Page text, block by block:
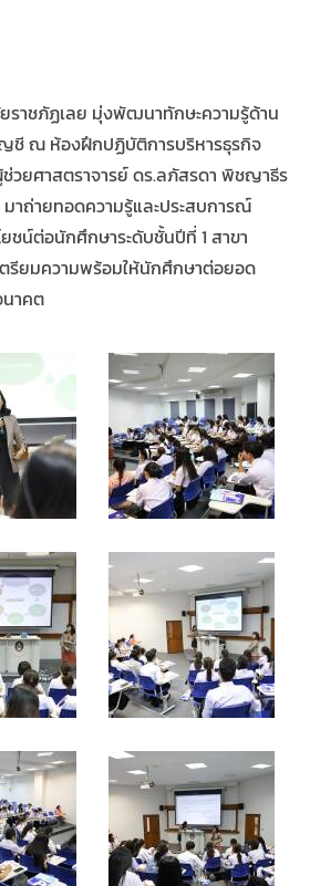
ราชภัฏเลย มุ่งพัฒนาทักษะความรู้ด้าน
ชี ณ ห้องฝึกปฏิบัติการบริหารธุรกิจ
วยศาสตราจารย์ ดร.ลภัสรดา พิชญาธีร
าถ่ายทอดความรู้และประสบการณ์
ชน์ต่อนักศึกษาระดับชั้นปีที่ 1 สาขา
รียมความพร้อมให้นักศึกษาต่อยอด
าคต